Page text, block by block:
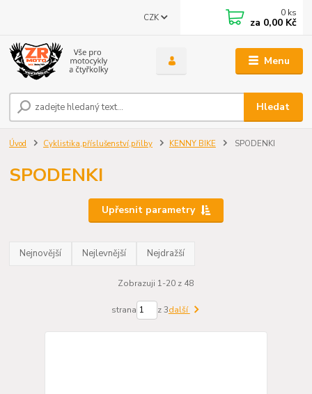
Menu
CZK
Hledat
0 ks
za 0,00 Kč
Úvod Cyklistika,příslušenství,přilby KENNY BIKE SPODENKI
SPODENKI
Upřesnit parametry
Nejnovější Nejlevnější Nejdražší
Zobrazuji 1-20 z 48
strana z 3další